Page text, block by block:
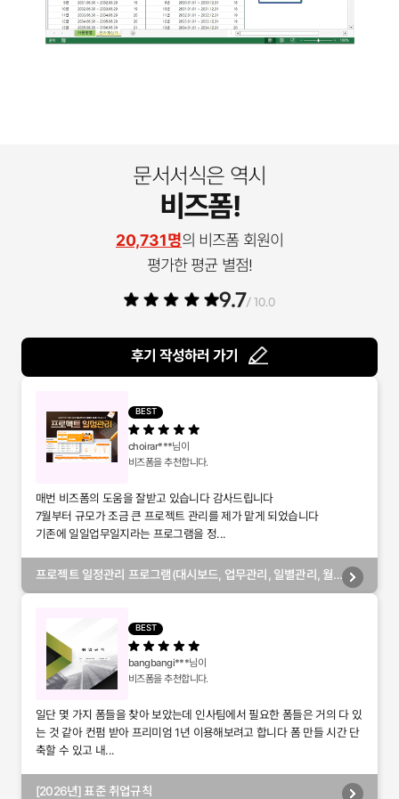
문서서식은 역시
비즈폼!
20,731명의 비즈폼 회원이
평가한 평균 별점!
9.7/ 10.0
후기 작성하러 가기
BEST
choirar***님이
비즈폼을 추천합니다.
매번 비즈폼의 도움을 잘받고 있습니다 감사드립니다
7월부터 규모가 조금 큰 프로젝트 관리를 제가 맡게 되었습니다
기존에 일일업무일지라는 프로그램을 정...
프로젝트 일정관리 프로그램(대시보드, 업무관리, 일별관리, 월
BEST
bangbangi***님이
비즈폼을 추천합니다.
일단 몇 가지 폼들을 찾아 보았는데 인사팀에서 필요한 폼들은 거의 다 있
는 것 같아 컨펌 받아 프리미엄 1년 이용해보려고 합니다 폼 만들 시간 단
축할 수 있고 내...
[2026년] 표준 취업규칙